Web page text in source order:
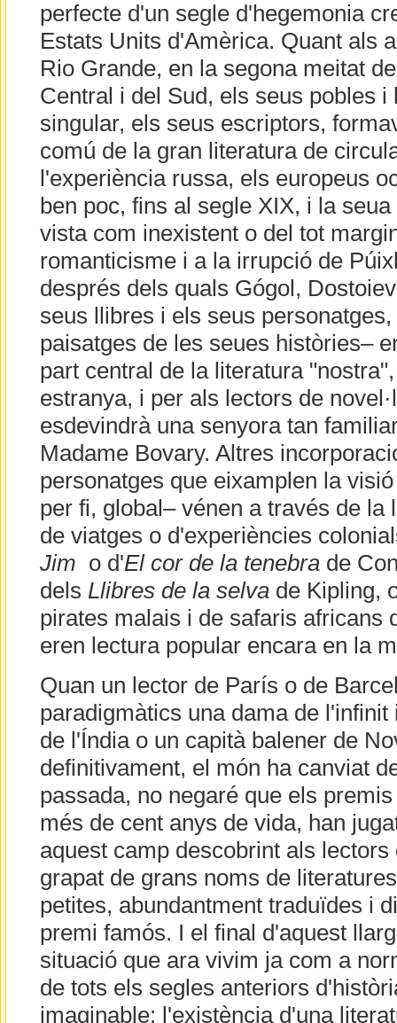
perfecte d'un segle d'hegemonia
Estats Units d'Amèrica. Quant als
Rio Grande, en la segona meitat
Central i del Sud, els seus pobles i
singular, els seus escriptors,
comú de la gran literatura de
l'experiència russa, els europeus
ben poc, fins al segle XIX, i la
vista com inexistent o del tot
romanticisme i a la irrupció de
després dels quals Gógol,
seus llibres i els seus
paisatges de les seues històries–
part central de la literatura
estranya, i per als lectors de
esdevindrà una senyora tan
Madame Bovary. Altres
personatges que eixamplen la
per fi, global– vénen a través de la
de viatges o d'experiències
Jim o d'El cor de la tenebrade
dels Llibres de la selvade Kipling,
pirates malais i de safaris africans
eren lectura popular encara en la
Quan un lector de París o de
paradigmàtics una dama de
de l'Índia o un capità balener de
definitivament, el món ha canviat
passada, no negaré que els
més de cent anys de vida, han
aquest camp descobrint als
grapat de grans noms de
petites, abundantment traduïdes i
premi famós. I el final d'aquest
situació que ara vivim ja com a
de tots els segles anteriors
imaginable: l'existència d'una